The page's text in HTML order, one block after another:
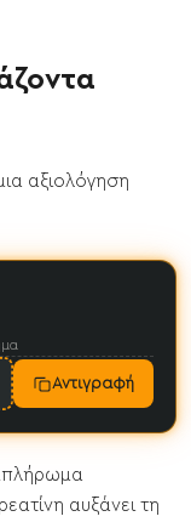
Έχει εξαντληθεί
αξιολόγηση
Αντιγραφή
αυξάνει τη